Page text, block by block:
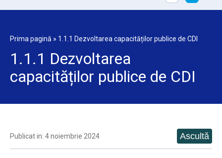
Prima pagină » 1.1.1 Dezvoltarea capacităților publice de CDI
1.1.1 Dezvoltarea
capacităților publice de CDI
Publicat in: 4 noiembrie 2024